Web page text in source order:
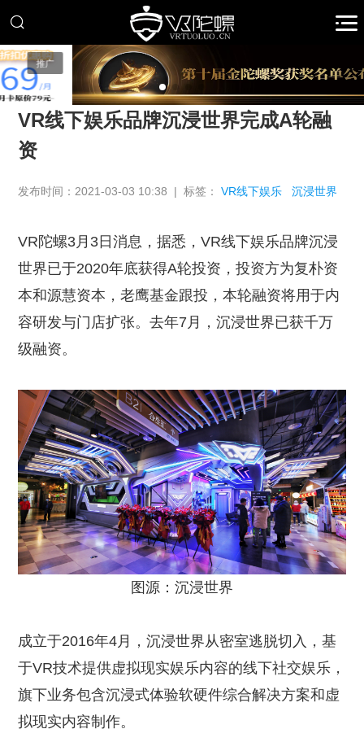
VR线下娱乐品牌沉浸世界完成A轮融
资
发布时间：2021-03-03 10:38 | 标签：VR线下娱乐 沉浸世界
VR陀螺3月3日消息，据悉，VR线下娱乐品牌沉浸
世界已于2020年底获得A轮投资，投资方为复朴资
本和源慧资本，老鹰基金跟投，本轮融资将用于内
容研发与门店扩张。去年7月，沉浸世界已获千万
级融资。
图源：沉浸世界
成立于2016年4月，沉浸世界从密室逃脱切入，基
于VR技术提供虚拟现实娱乐内容的线下社交娱乐，
旗下业务包含沉浸式体验软硬件综合解决方案和虚
拟现实内容制作。